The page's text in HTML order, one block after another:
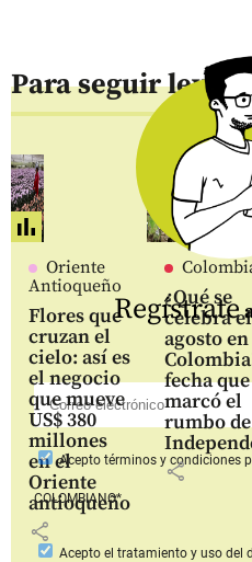
Para seguir
Oriente
Antioqueño
Flores que
cruzan el
cielo: así es
el negocio
que mueve
US$ 380
millones
en el
Oriente
antioqueño
share
¿Qué se
celebra
agosto en
fecha que
marcó el
rumbo
share
Regístrate
Aceptotérminos y condiciones
COLOMBIANO*
Acepto el tratamiento y uso del